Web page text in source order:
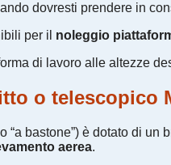
dovresti prendere in
per il noleggio
di lavoro alle altezze
o telescopico
bastone”) è dotato di un
aerea.